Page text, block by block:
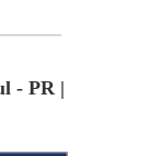
- PR |